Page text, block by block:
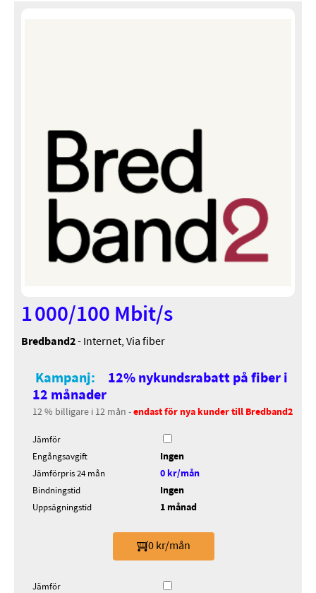
1 000/100 Mbit/s
Bredband2- Internet, Via fiber
Kampanj:
12% nykundsrabatt på fiber i
12 månader
12 % billigare i 12 mån - endast för nya kunder till Bredband2
Jämför
Engångsavgift
Ingen
Jämförpris 24 mån 0 kr/mån
Bindningstid Ingen
Uppsägningstid 1 månad
0 kr/mån
Jämför